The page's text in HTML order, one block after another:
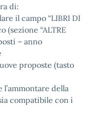
di:
il campo “LIBRI DI
(sezione “ALTRE
– anno
proposte (tasto
della
compatibile con i